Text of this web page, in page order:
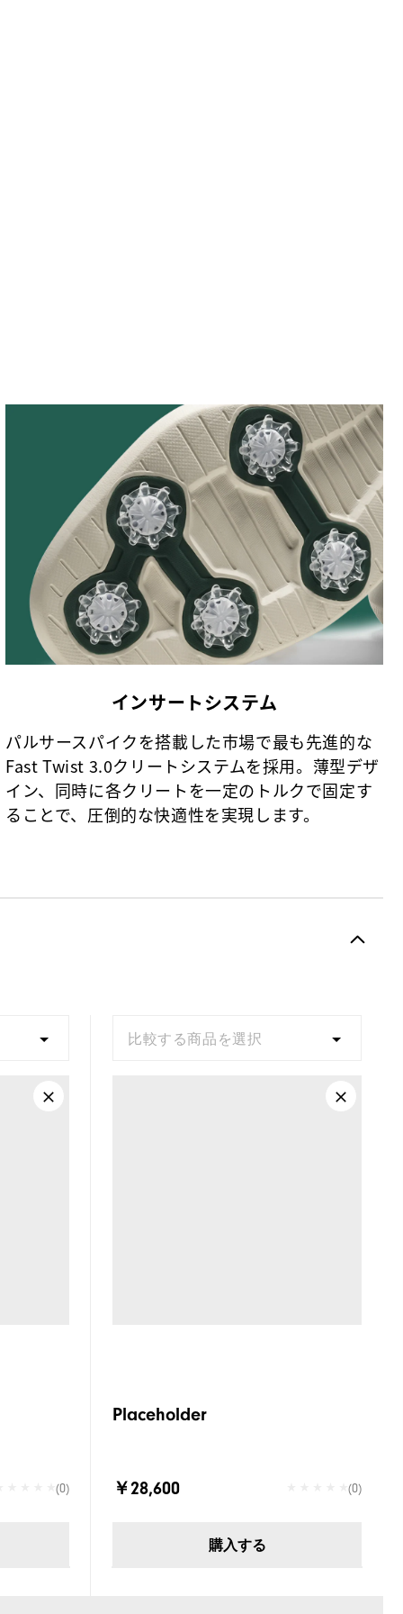
インサートシステム
パルサースパイクを搭載した市場で最も先進的な
Fast Twist 3.0クリートシステムを採用。薄型デザ
イン、同時に各クリートを一定のトルクで固定す
ることで、圧倒的な快適性を実現します。
(0)
比較する商品を選択
Placeholder
￥28,600 (0)
購入する